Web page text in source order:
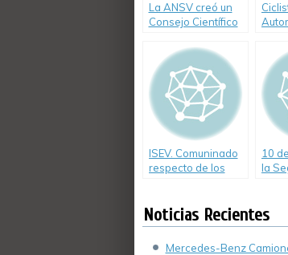
La ANSV creó un
Consejo Científico
ISEV. Comuninado
respecto de los
10
la
Noticias Recientes
Mercedes-Benz